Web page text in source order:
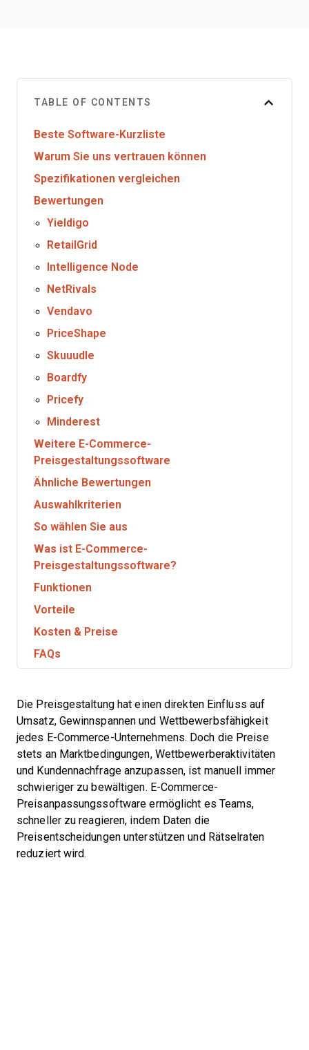
TABLE OF CONTENTS
Beste Software-Kurzliste
Warum Sie uns vertrauen können
Spezifikationen vergleichen
Bewertungen
Yieldigo
RetailGrid
Intelligence Node
NetRivals
Vendavo
PriceShape
Skuuudle
Boardfy
Pricefy
Minderest
Weitere E-Commerce-
Preisgestaltungssoftware
Ähnliche Bewertungen
Auswahlkriterien
So wählen Sie aus
Was ist E-Commerce-
Preisgestaltungssoftware?
Funktionen
Vorteile
Kosten & Preise
FAQs
Die Preisgestaltung hat einen direkten Einfluss auf
Umsatz, Gewinnspannen und Wettbewerbsfähigkeit
jedes E-Commerce-Unternehmens. Doch die Preise
stets an Marktbedingungen, Wettbewerberaktivitäten
und Kundennachfrage anzupassen, ist manuell immer
schwieriger zu bewältigen. E-Commerce-
Preisanpassungssoftware ermöglicht es Teams,
schneller zu reagieren, indem Daten die
Preisentscheidungen unterstützen und Rätselraten
reduziert wird.